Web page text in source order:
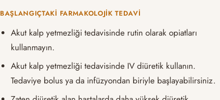
BAŞLANGIÇTAKI FARMAKOLOJIK TEDAVI
Akut kalp yetmezliği tedavisinde rutin olarak opiatları
kullanmayın.
Akut kalp yetmezliği tedavisinde IV diüretik kullanın.
Tedaviye bolus ya da infüzyondan biriyle başlayabilirsiniz.